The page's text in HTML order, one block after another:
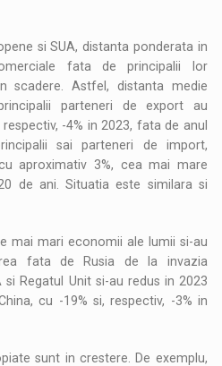
si SUA, distanta ponderata in
fata de principalii lor
scadere. Astfel, distanta medie
parteneri de export au
-4% in 2023, fata de anul
sai parteneri de import,
aproximativ 3%, cea mai mare
de ani. Situatia este similara si
mai mari economii ale lumii si-au
fata de Rusia de la invazia
si Regatul Unit si-au redus in 2023
cu -19% si, respectiv, -3% in
sunt in crestere. De exemplu,